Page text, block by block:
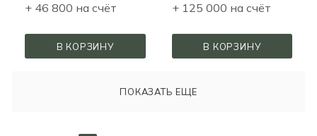
+ 46 800 на счёт
В КОРЗИНУ
+ 125 000 на счёт
В КОРЗИНУ
ПОКАЗАТЬ ЕЩЕ